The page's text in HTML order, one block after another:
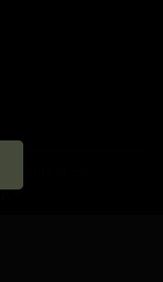
Derechos